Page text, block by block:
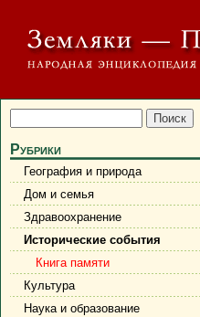
Рубрики
География и природа
Дом и семья
Здравоохранение
Исторические события
Книга памяти
Культура
Наука и образование